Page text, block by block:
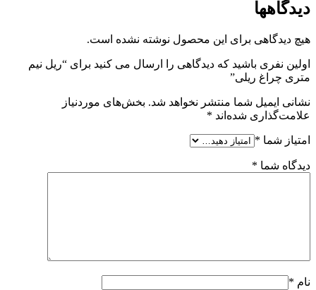
دیدگاهها
هیچ دیدگاهی برای این محصول نوشته نشده است.
اولین نفری باشید که دیدگاهی را ارسال می کنید برای “ریل نیم
متری چراغ ریلی”
نشانی ایمیل شما منتشر نخواهد شد. بخش‌های موردنیاز
علامت‌گذاری شده‌اند *
امتیاز شما *
دیدگاه شما *
نام *